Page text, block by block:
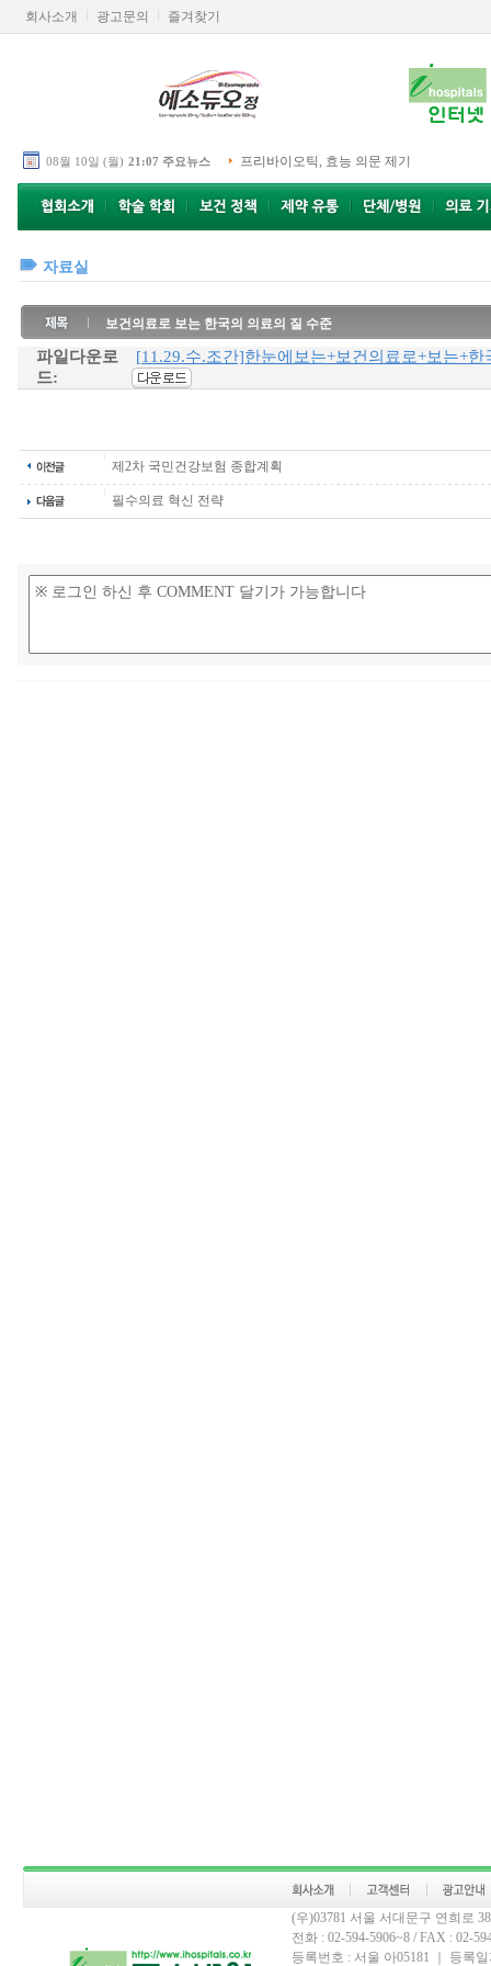
회사소개 광고문의 즐겨찾기
08월 10일 (월) 21:07 주요뉴스 프리바이오틱, 효능 의문 제기
자료실
보건의료로 보는 한국의 의료의 질 수준
파일다운로
드:
[11.29.수.조간]한눈에보는+보건의료로+보는+한
제2차 국민건강보험 종합계획
필수의료 혁신 전략
(우)03781 서울 서대문구 연희로
전화 : 02-594-5906~8 / FAX : 02-
등록번호 : 서울 아05181 ｜ 등록